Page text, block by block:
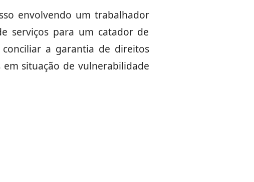
envolvendo um trabalhador
serviços para um catador de
a garantia de direitos
situação de vulnerabilidade